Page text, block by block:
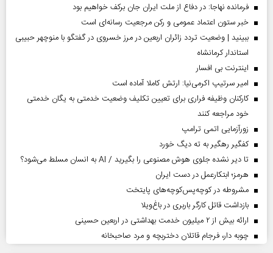
فرمانده نهاجا: در دفاع از ملت ایران جان برکف خواهیم بود
خبر ستون اعتماد عمومی و رکن مرجعیت رسانه‌ای است
ببینید | وضعیت تردد زائران اربعین در مرز خسروی در گفتگو با منوچهر حبیبی
استاندار کرمانشاه
اینترنت بی افسار
امیر سرتیپ اکرمی‌نیا: ارتش کاملا آماده است
کارکنان وظیفه فراری برای تعیین تکلیف وضعیت خدمتی به یگان خدمتی
خود مراجعه کنند
زورآزمایی اتمی ترامپ
کفگیر رهگیر به ته دیگ خورد
تا دیر نشده جلوی هوش مصنوعی را بگیرید / AI به انسان مسلط می‌شود؟
هرمز؛ ابتکارعمل در دست ایران
مشروطه در کوچه‌پس‌کوچه‌های پایتخت
بازداشت قاتل کارگر باربری در باغ‌ویلا
ارائه بیش از ۲ میلیون خدمت بهداشتی در اربعین حسینی
چوبه دار، فرجام قاتلان دختربچه و مرد صاحبخانه